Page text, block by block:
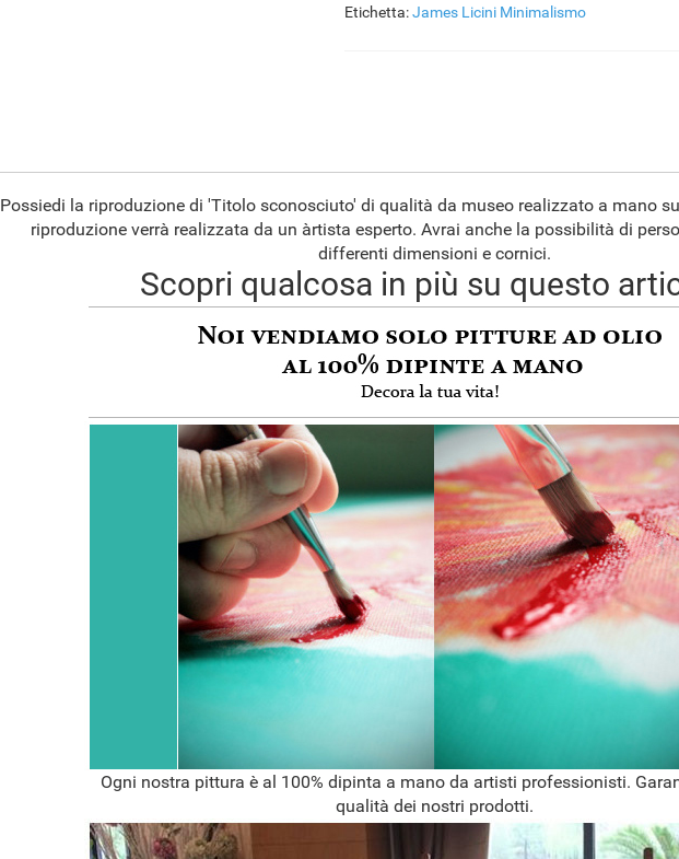
Etichetta:James Licini Minimalismo
Possiedi la riproduzione di 'Titolo sconosciuto' di qualità da museo realizzato a mano
riproduzione verrà realizzata da un àrtista esperto. Avrai anche la possibilità di
differenti dimensioni e cornici.
Scopri qualcosa in più su questo
Ogni nostra pittura è al 100% dipinta a mano da artisti professionisti.
qualità dei nostri prodotti.